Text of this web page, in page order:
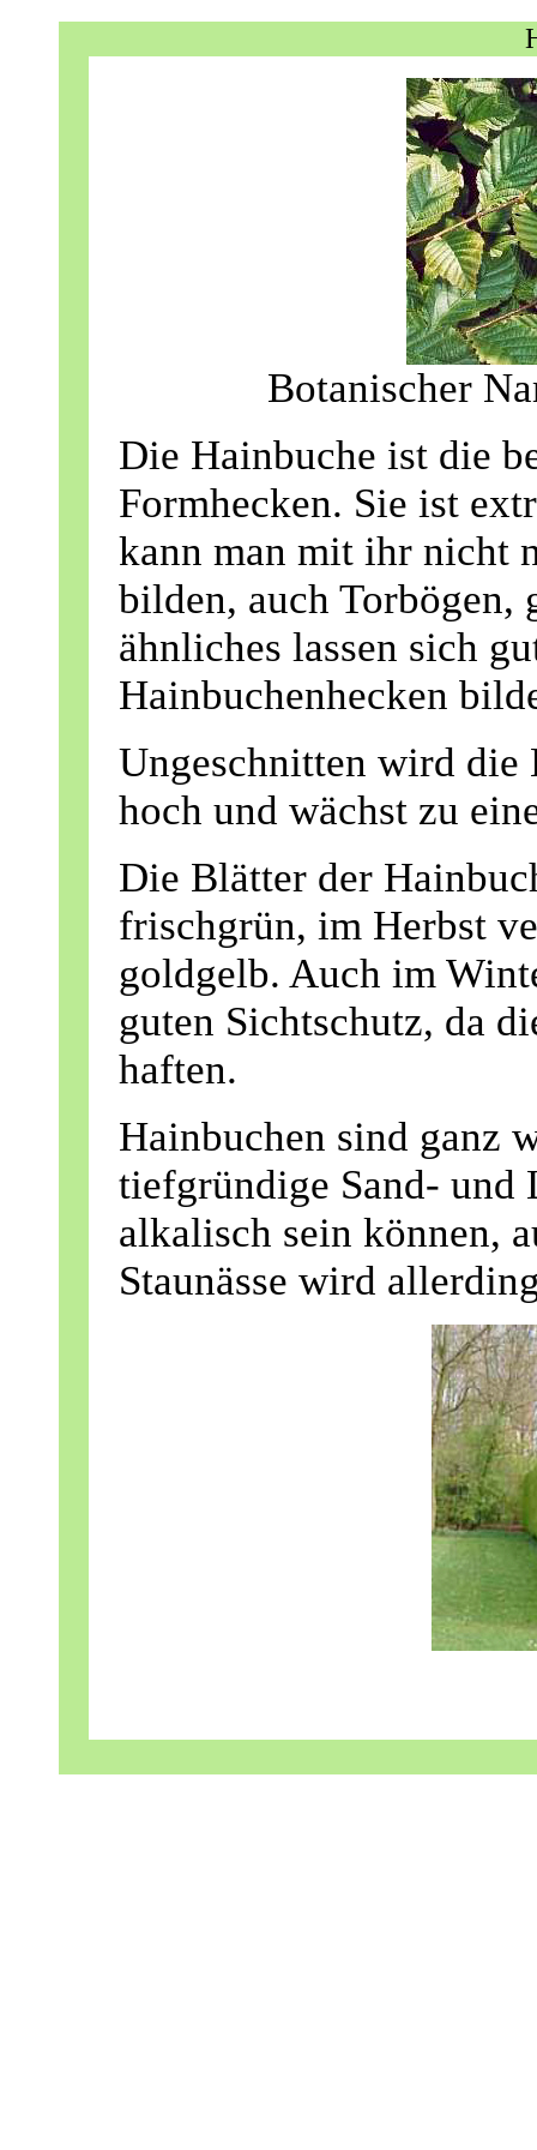
Botanischer
Die Hainbuche ist die
Formhecken. Sie ist
kann man mit ihr nicht
bilden, auch Torbögen,
ähnliches lassen sich
Hainbuchenhecken
Ungeschnitten wird die
hoch und wächst zu
Die Blätter der
frischgrün, im Herbst
goldgelb. Auch im
guten Sichtschutz, da
haften.
Hainbuchen sind ganz
tiefgründige Sand- und
alkalisch sein können,
Staunässe wird